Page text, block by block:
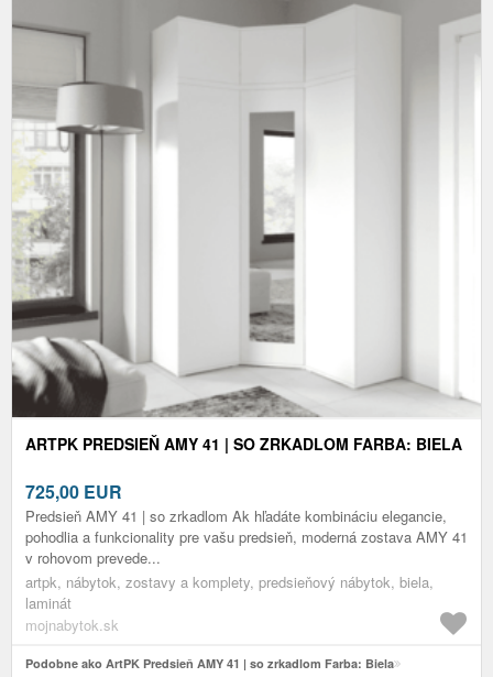
ARTPK PREDSIEŇ AMY 41 | SO ZRKADLOM FARBA: BIELA
725,00 EUR
Predsieň AMY 41 | so zrkadlom Ak hľadáte kombináciu elegancie,
pohodlia a funkcionality pre vašu predsieň, moderná zostava AMY 41
v rohovom prevede...
artpk, nábytok, zostavy a komplety, predsieňový nábytok, biela,
laminát
mojnabytok.sk
Podobne ako ArtPK Predsieň AMY 41 | so zrkadlom Farba: Biela